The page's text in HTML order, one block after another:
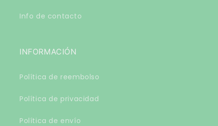
Info de contacto
INFORMACIÓN
Política de reembolso
Política de privacidad
Política de envío